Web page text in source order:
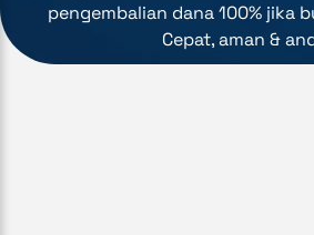
pengembalian dana 100% jika
Cepat, aman &